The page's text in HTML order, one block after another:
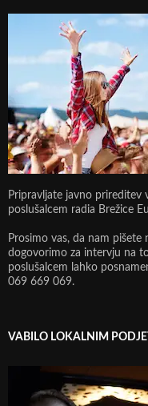
Pripravljate javno prireditev
poslušalcem radia Brežice
Prosimo vas, da nam pišete
dogovorimo za intervju na
poslušalcem lahko
069 669 069.
VABILO LOKALNIM